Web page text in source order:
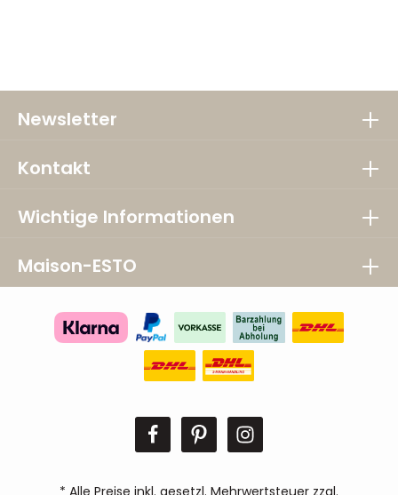
Newsletter
Kontakt
Wichtige Informationen
Maison-ESTO
* Alle Preise inkl. gesetzl. Mehrwertsteuer zzgl.